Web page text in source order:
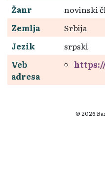
Žanr
novinski
Zemlja
Srbija
Jezik
srpski
Veb
adresa
© 2026